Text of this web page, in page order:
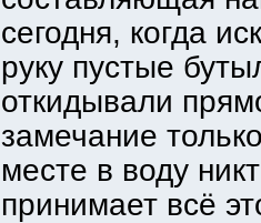
сегодня, когда
руку пустые
откидывали
замечание
месте в воду
принимает всё